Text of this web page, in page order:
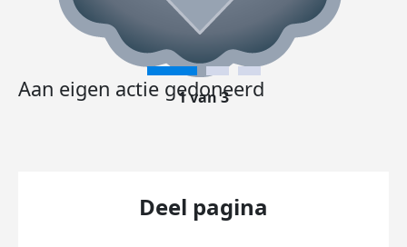
Aan eigen actie gedoneerd
1 van 3
Deel pagina